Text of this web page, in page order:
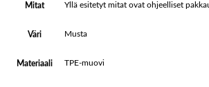
Mitat Yllä esitetyt mitat ovat ohjeelliset
Väri Musta
Materiaali TPE-muovi